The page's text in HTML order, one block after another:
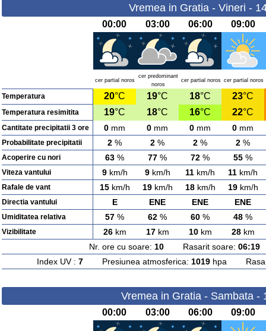
Vremea in Gratia - Vineri -
00:00 03:00 06:00 09:00
cer partial noros
cer predominant
noros
cer partial noros cer partial noros
Temperatura 20°C 19°C 18°C 23°C
Temperatura resimitita 19°C 18°C 16°C 22°C
Cantitate precipitatii 3 ore 0 mm 0 mm 0 mm 0 mm
Probabilitate precipitatii 2 % 2 % 2 % 2 %
Acoperire cu nori 63 % 77 % 72 % 55 %
Viteza vantului 9km/h 9km/h 11 km/h 11 km/h
Rafale de vant 15km/h 19km/h 18km/h 19km/h
Directia vantului E ENE ENE ENE
Umiditatea relativa 57 % 62 % 60 % 48 %
Vizibilitate 26km 17km 10km 28km
Nr. ore cu soare: 10Rasarit soare: 06:19
Index UV : 7Presiunea atmosferica: 1019hpa
Vremea in Gratia - Sambata -
00:00 03:00 06:00 09:00